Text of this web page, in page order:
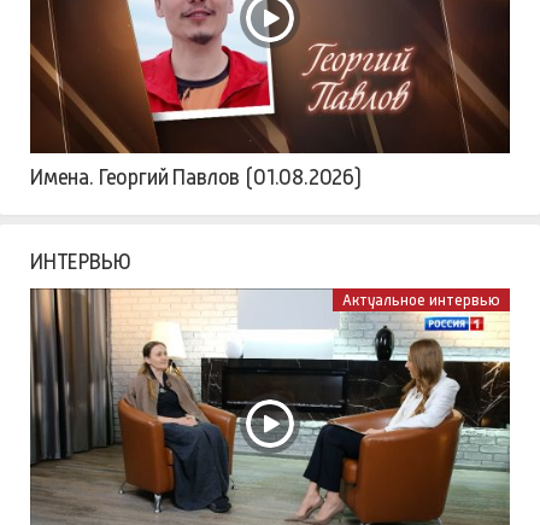
Имена. Георгий Павлов (01.08.2026)
ИНТЕРВЬЮ
Актуальное интервью